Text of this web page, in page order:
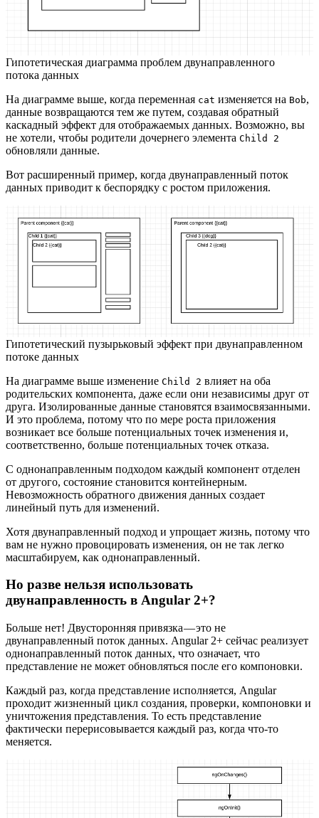
Гипотетическая диаграмма проблем двунаправленного
потока данных
На диаграмме выше, когда переменная cat изменяется на Bob,
данные возвращаются тем же путем, создавая обратный
каскадный эффект для отображаемых данных. Возможно, вы
не хотели, чтобы родители дочернего элемента Child 2
обновляли данные.
Вот расширенный пример, когда двунаправленный поток
данных приводит к беспорядку с ростом приложения.
Гипотетический пузырьковый эффект при двунаправленном
потоке данных
На диаграмме выше изменение Child 2 влияет на оба
родительских компонента, даже если они независимы друг от
друга. Изолированные данные становятся взаимосвязанными.
И это проблема, потому что по мере роста приложения
возникает все больше потенциальных точек изменения и,
соответственно, больше потенциальных точек отказа.
С однонаправленным подходом каждый компонент отделен
от другого, состояние становится контейнерным.
Невозможность обратного движения данных создает
линейный путь для изменений.
Хотя двунаправленный подход и упрощает жизнь, потому что
вам не нужно провоцировать изменения, он не так легко
масштабируем, как однонаправленный.
Но разве нельзя использовать
двунаправленность в Angular 2+?
Больше нет! Двусторонняя привязка — это не
двунаправленный поток данных. Angular 2+ сейчас реализует
однонаправленный поток данных, что означает, что
представление не может обновляться после его компоновки.
Каждый раз, когда представление исполняется, Angular
проходит жизненный цикл создания, проверки, компоновки и
уничтожения представления. То есть представление
фактически перерисовывается каждый раз, когда что-то
меняется.